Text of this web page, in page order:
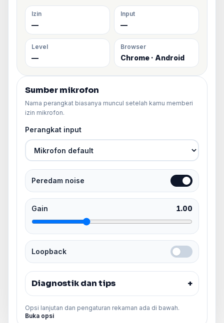
Izin
—
Input
—
Level
—
Browser
Chrome · Android
Sumber mikrofon
Nama perangkat biasanya muncul setelah kamu memberi
izin mikrofon.
Perangkat input
Peredam noise
Gain 1.00
Loopback
Diagnostik dan tips +
Opsi lanjutan dan pengaturan rekaman ada di bawah.
Buka opsi